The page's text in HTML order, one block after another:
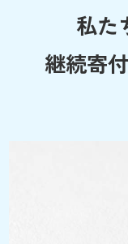
私た
継続寄